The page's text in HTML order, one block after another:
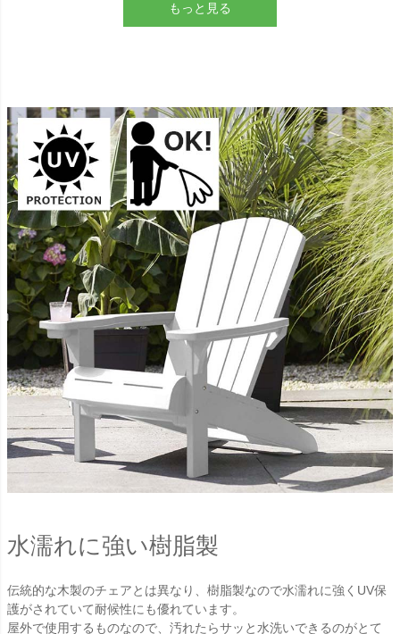
もっと見る
水濡れに強い樹脂製
伝統的な木製のチェアとは異なり、樹脂製なので水濡れに強くUV保
護がされていて耐候性にも優れています。
屋外で使用するものなので、汚れたらサッと水洗いできるのがとて